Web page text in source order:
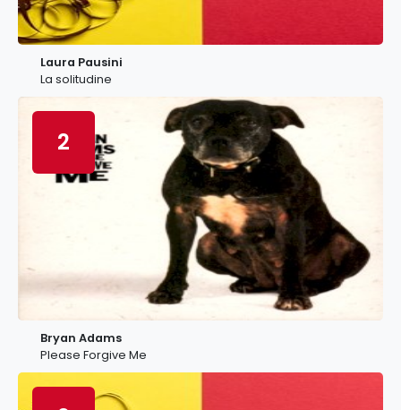
Laura Pausini
La solitudine
2
Bryan Adams
Please Forgive Me